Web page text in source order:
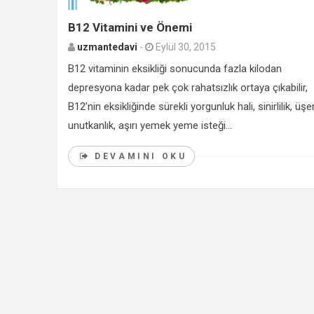
B12 Vitamini ve Önemi
uzmantedavi - Eylül 30, 2015
B12 vitaminin eksikliği sonucunda fazla kilodan
depresyona kadar pek çok rahatsızlık ortaya çıkabilir,
B12’nin eksikliğinde sürekli yorgunluk hali, sinirlilik,
unutkanlık, aşırı yemek yeme isteği...
DEVAMINI OKU